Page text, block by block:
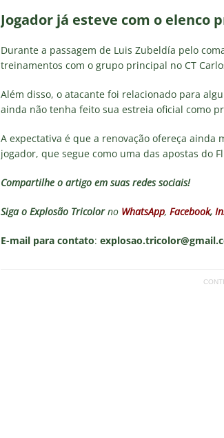
Jogador já esteve com o elenco
Durante a passagem de Luis Zubeldía pelo
treinamentos com o grupo principal no CT
Além disso, o atacante foi relacionado para
ainda não tenha feito sua estreia oficial como
A expectativa é que a renovação ofereça
jogador, que segue como uma das apostas do
Compartilhe o artigo em suas redes sociais!
Siga o Explosão Tricolorno WhatsApp, Facebook,
E-mail para contato: